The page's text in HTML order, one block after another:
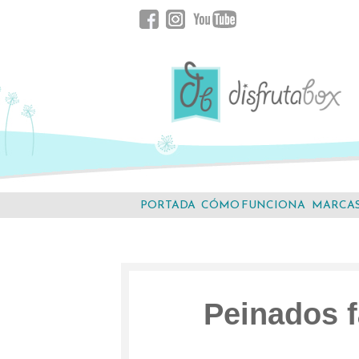
Facebook
Instagram
YouTube
PORTADA CÓMO FUNCIONA
Peinados